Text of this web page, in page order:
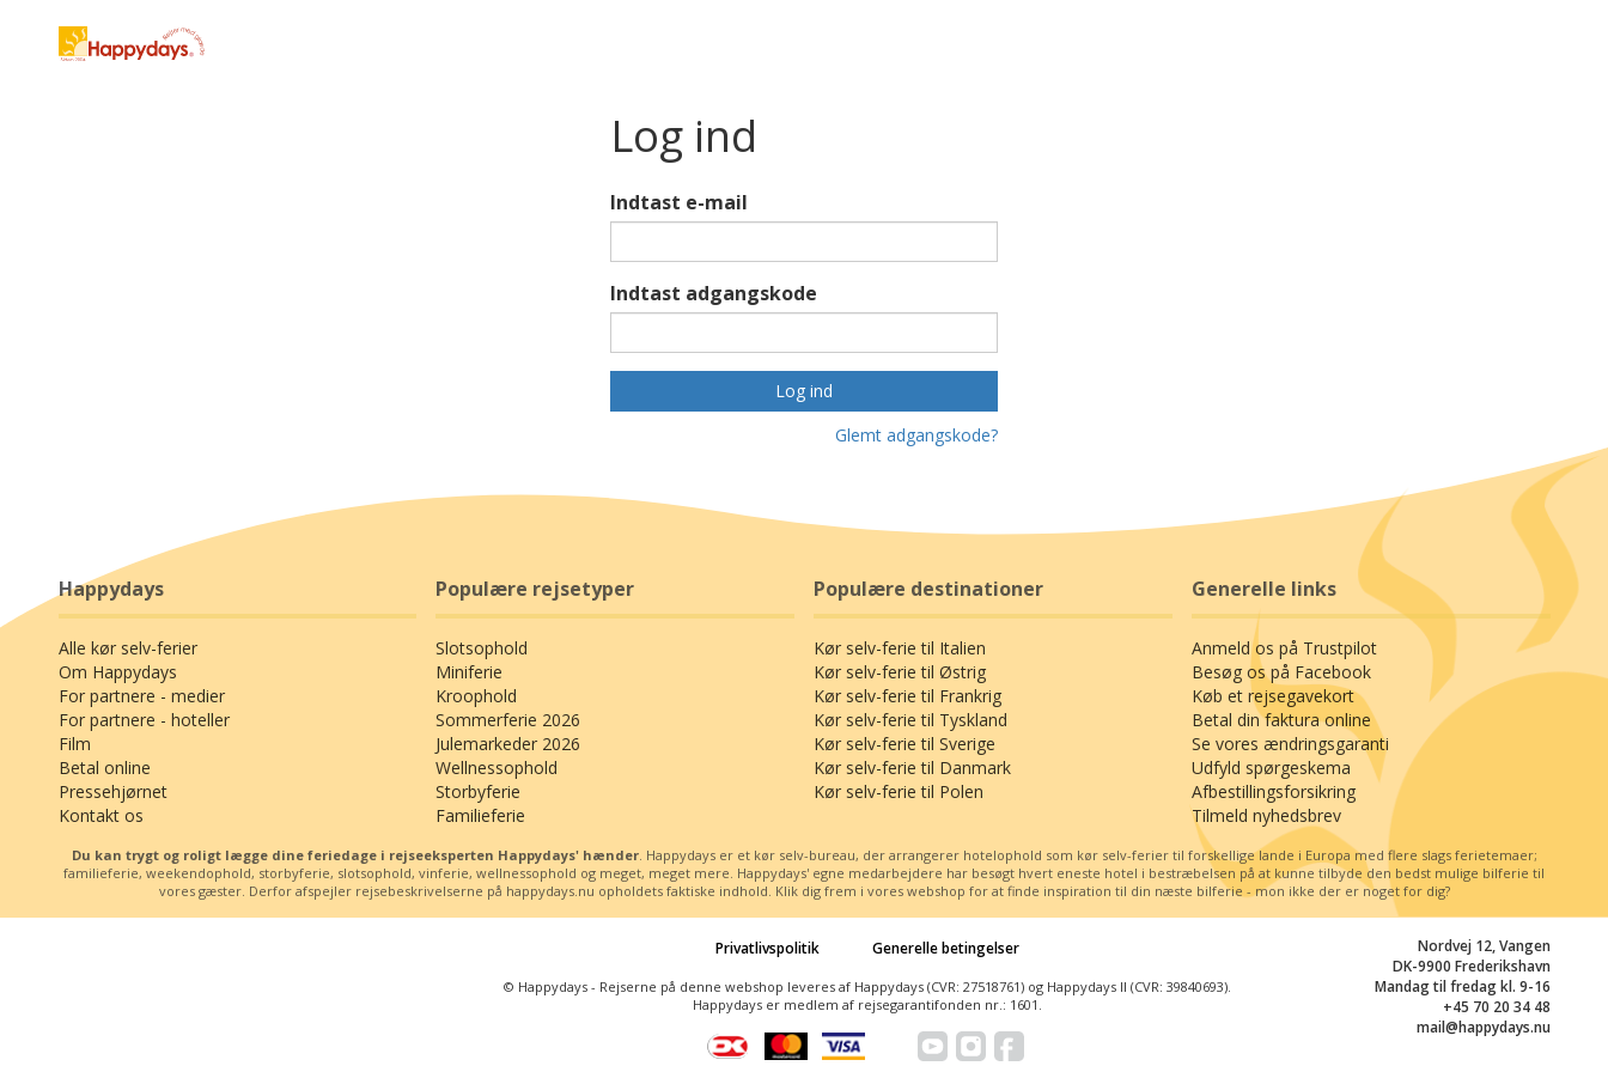
Log ind
Indtast e-mail
Indtast adgangskode
Log ind
Glemt adgangskode?
Happydays
Alle kør selv-ferier
Om Happydays
For partnere - medier
For partnere - hoteller
Film
Betal online
Pressehjørnet
Kontakt os
Populære rejsetyper
Slotsophold
Miniferie
Kroophold
Sommerferie 2026
Julemarkeder 2026
Wellnessophold
Storbyferie
Familieferie
Populære destinationer
Kør selv-ferie til Italien
Kør selv-ferie til Østrig
Kør selv-ferie til Frankrig
Kør selv-ferie til Tyskland
Kør selv-ferie til Sverige
Kør selv-ferie til Danmark
Kør selv-ferie til Polen
Generelle links
Anmeld os på Trustpilot
Besøg os på Facebook
Køb et rejsegavekort
Betal din faktura online
Se vores ændringsgaranti
Udfyld spørgeskema
Afbestillingsforsikring
Tilmeld nyhedsbrev
Du kan trygt og roligt lægge dine feriedage i rejseeksperten Happydays' hænder. Happydays er et kør selv-bureau, der arrangerer hotelophold som kør selv-ferier til forskellige lande i Europa med flere slags ferietemaer;
familieferie, weekendophold, storbyferie, slotsophold, vinferie, wellnessophold og meget, meget mere. Happydays' egne medarbejdere har besøgt hvert eneste hotel i bestræbelsen på at kunne tilbyde den bedst mulige bilferie til
vores gæster. Derfor afspejler rejsebeskrivelserne på happydays.nu opholdets faktiske indhold. Klik dig frem i vores webshop for at finde inspiration til din næste bilferie - mon ikke der er noget for dig?
Nordvej 12, Vangen
DK-9900 Frederikshavn
Mandag til fredag kl. 9-16
+45 70 20 34 48
mail@happydays.nu
Privatlivspolitik Generelle betingelser
© Happydays - Rejserne på denne webshop leveres af Happydays (CVR: 27518761) og Happydays II (CVR: 39840693).
Happydays er medlem af rejsegarantifonden nr.: 1601.